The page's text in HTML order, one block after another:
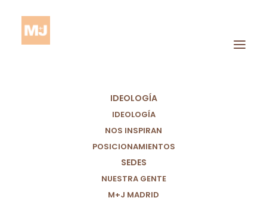
IDEOLOGÍA
IDEOLOGÍA
NOS INSPIRAN
POSICIONAMIENTOS
SEDES
NUESTRA GENTE
M+J MADRID
Lucha Contra La
Pobreza